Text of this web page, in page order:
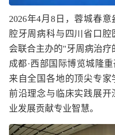
2026年4月8日，蓉城春
腔牙周病科与四川省口
会联合主办的"牙周病治
成都·西部国际博览城隆
来自全国各地的顶尖专
前沿理念与临床实践展
业发展贡献专业智慧。